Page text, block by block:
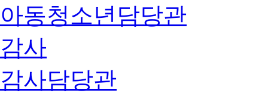
아동청소년담당관
감사
감사담당관